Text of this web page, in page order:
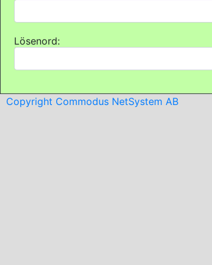
Lösenord:
Copyright Commodus NetSystem AB